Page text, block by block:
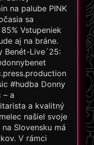
na palube PINK
sa
Vstupeniek
aj na bráne.
Benét-Live´25:
#hudba Donny
– a
a kvalitný
našiel svoje
Slovensku má
V rámci